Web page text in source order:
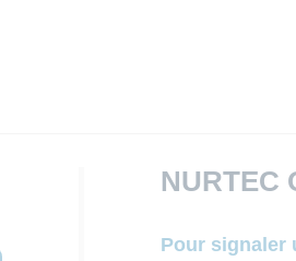
NURTEC
Pour signaler